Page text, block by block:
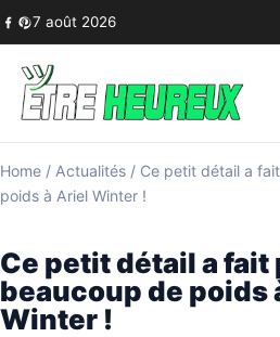
Skip to content
7 août 2026
Home / Actualités / Ce petit détail a
poids à Ariel Winter !
Ce petit détail a fait
beaucoup de poids
Winter !